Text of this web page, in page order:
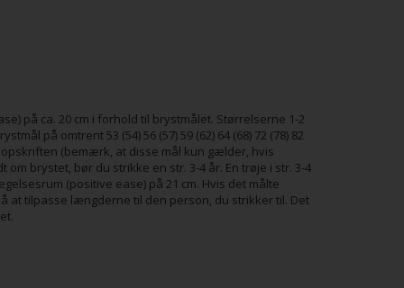
på ca. 20 cm i forhold til brystmålet. Størrelserne 1-2
på omtrent 53 (54) 56 (57) 59 (62) 64 (68) 72 (78) 82
(bemærk, at disse mål kun gælder, hvis
brystet, bør du strikke en str. 3-4 år. En trøje i str. 3-4
(positive ease) på 21 cm. Hvis det målte
tilpasse længderne til den person, du strikker til. Det